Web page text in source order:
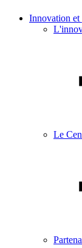
Innovation et
Le